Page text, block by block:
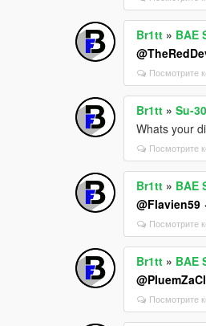
Br1tt » BAE
Посмотрите
Br1tt »Su-
Whats your
Посмотрите
Br1tt » BAE
@Flavien59
Посмотрите
Br1tt » BAE
Посмотрите